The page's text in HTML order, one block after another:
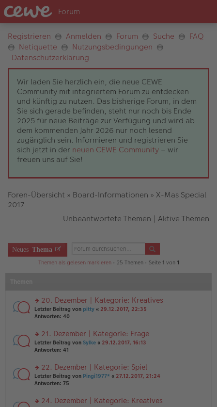
Registrieren Anmelden Forum Suche
FAQ
Netiquette
Nutzungsbedingungen
Datenschutzerklärung
Wir laden Sie herzlich ein, die neue CEWE
Community mit integriertem Forum zu entdecken
und künftig zu nutzen. Das bisherige Forum, in dem
Sie sich gerade befinden, steht nur noch bis Ende
2025 für neue Beiträge zur Verfügung und wird ab
dem kommenden Jahr 2026 nur noch lesend
zugänglich sein. Informieren und registrieren Sie
sich jetzt in der neuen CEWE Community – wir
freuen uns auf Sie!
Foren-Übersicht » Board-Informationen » X-Mas Special
2017
Unbeantwortete Themen | Aktive Themen
Neues Thema
Themen als gelesen markieren• 25 Themen • Seite 1 von 1
rs
te
n
g
el
e
n
er
tr
20. Dezember | Kategorie: Kreatives
Letzter Beitrag von pitty « 29.12.2017, 22:35
Antworten: 40
rs
te
n
g
el
e
21. Dezember | Kategorie: Frage
Letzter Beitrag von Sylke « 29.12.2017, 16:13
Antworten: 41
rs
te
n
22. Dezember | Kategorie: Spiel
Letzter Beitrag von Pingi1977* « 27.12.2017, 21:24
Antworten: 75
24. Dezember | Kategorie: Kreatives